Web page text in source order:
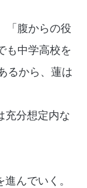
「腹からの役
も中学高校を
るから、蓮は
充分想定内な
んでいく。